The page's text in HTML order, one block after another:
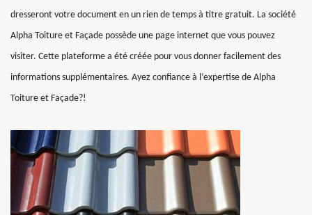
dresseront votre document en un rien de temps à titre gratuit. La société
Alpha Toiture et Façade possède une page internet que vous pouvez
visiter. Cette plateforme a été créée pour vous donner facilement des
informations supplémentaires. Ayez confiance à l’expertise de Alpha
Toiture et Façade?!